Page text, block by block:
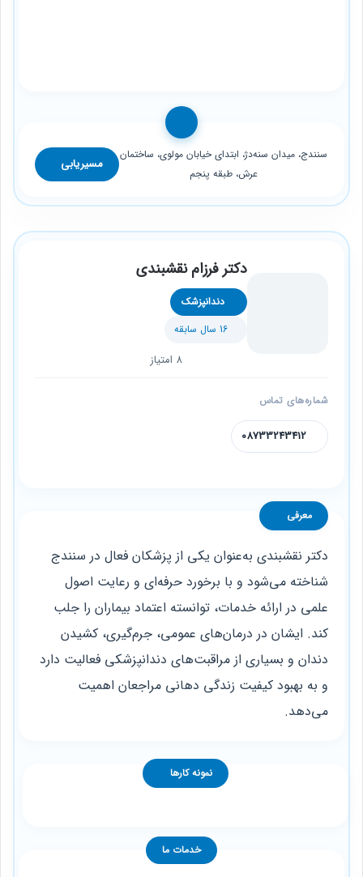
سنندج، میدان سنه‌دژ، ابتدای خیابان مولوی، ساختمان
عرش، طبقه پنجم
مسیریابی
دکتر فرزام نقشبندی
دندانپزشک
16 سال سابقه
8 امتیاز
شماره‌های تماس
08733243412
معرفی
دکتر نقشبندی به‌عنوان یکی از پزشکان فعال در سنندج
شناخته می‌شود و با برخورد حرفه‌ای و رعایت اصول
علمی در ارائه خدمات، توانسته اعتماد بیماران را جلب
کند. ایشان در درمان‌های عمومی، جرم‌گیری، کشیدن
دندان و بسیاری از مراقبت‌های دندانپزشکی فعالیت دارد
و به بهبود کیفیت زندگی دهانی مراجعان اهمیت
می‌دهد.
نمونه کارها
خدمات ما